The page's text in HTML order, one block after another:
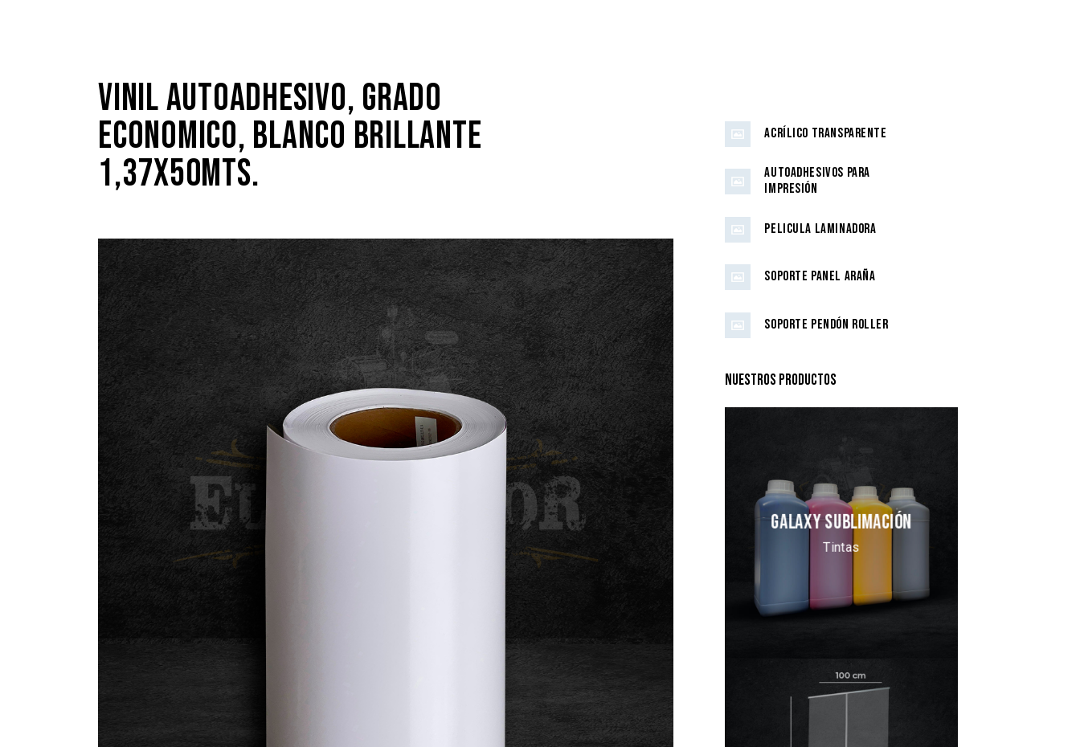
VINIL AUTOADHESIVO, GRADO
ECONOMICO, BLANCO BRILLANTE
1,37X50MTS.
Acrílico transparente
Autoadhesivos para
Impresión
Pelicula Laminadora
Soporte Panel Araña
Soporte Pendón Roller
NUESTROS PRODUCTOS
GALAXY SUBLIMACIÓN
Tintas